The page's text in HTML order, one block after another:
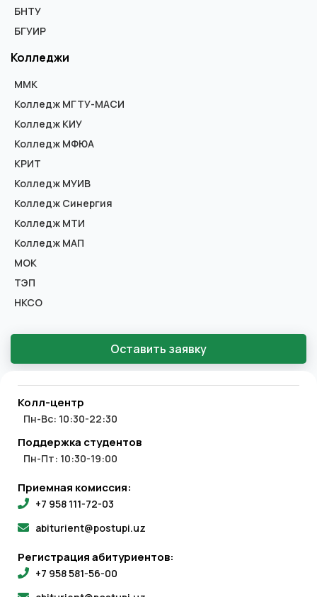
БНТУ
БГУИР
Колледжи
ММК
Колледж МГТУ-МАСИ
Колледж КИУ
Колледж МФЮА
КРИТ
Колледж МУИВ
Колледж Синергия
Колледж МТИ
Колледж МАП
МОК
ТЭП
НКСО
Оставить заявку
Колл-центр
Пн-Вс: 10:30-22:30
Поддержка студентов
Пн-Пт: 10:30-19:00
Приемная комиссия:
+7 958 111-72-03
abiturient@postupi.uz
Регистрация абитуриентов:
+7 958 581-56-00